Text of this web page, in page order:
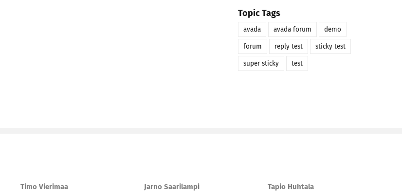
Topic Tags
avada avada forum demo
forum reply test sticky test
super sticky test
Timo Vierimaa
Jarno Saarilampi
Tapio Huhtala